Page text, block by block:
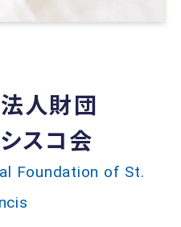
人財団
スコ会
Foundation of St.